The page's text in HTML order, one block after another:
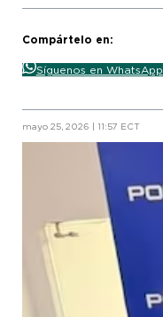
Compártelo en:
Síguenos en WhatsApp
mayo 25, 2026 | 11:57 ECT